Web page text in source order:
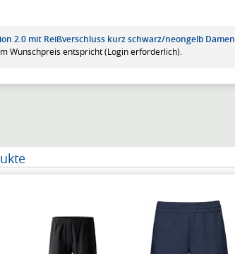
2.0 mit Reißverschluss kurz schwarz/neongelb Damen
Wunschpreis entspricht (Login erforderlich).